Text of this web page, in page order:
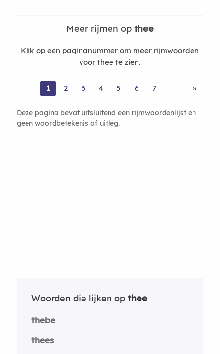
Meer rijmen op thee
Klik op een paginanummer om meer rijmwoorden
voor thee te zien.
1 2 3 4 5 6 7 »
Deze pagina bevat uitsluitend een rijmwoordenlijst en
geen woordbetekenis of uitleg.
Woorden die lijken op thee
thebe
thees